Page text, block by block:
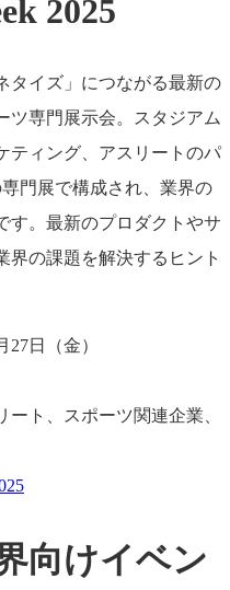
2025
タイズ」につながる最新の
ツ専門展示会。スタジアム
ティング、アスリートのパ
門展で構成され、業界の
す。最新のプロダクトやサ
界の課題を解決するヒント
27日（金）
ト、スポーツ関連企業、
向けイベン